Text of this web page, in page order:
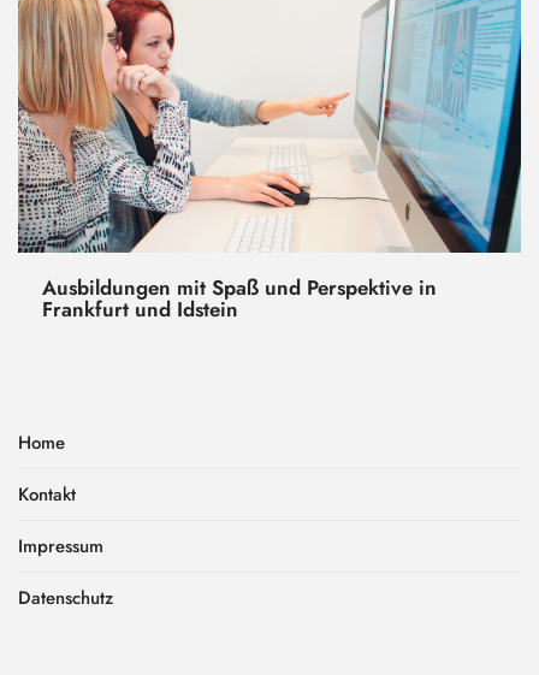
Ausbildungen mit Spaß und Perspektive in
Frankfurt und Idstein
Home
Kontakt
Impressum
Datenschutz